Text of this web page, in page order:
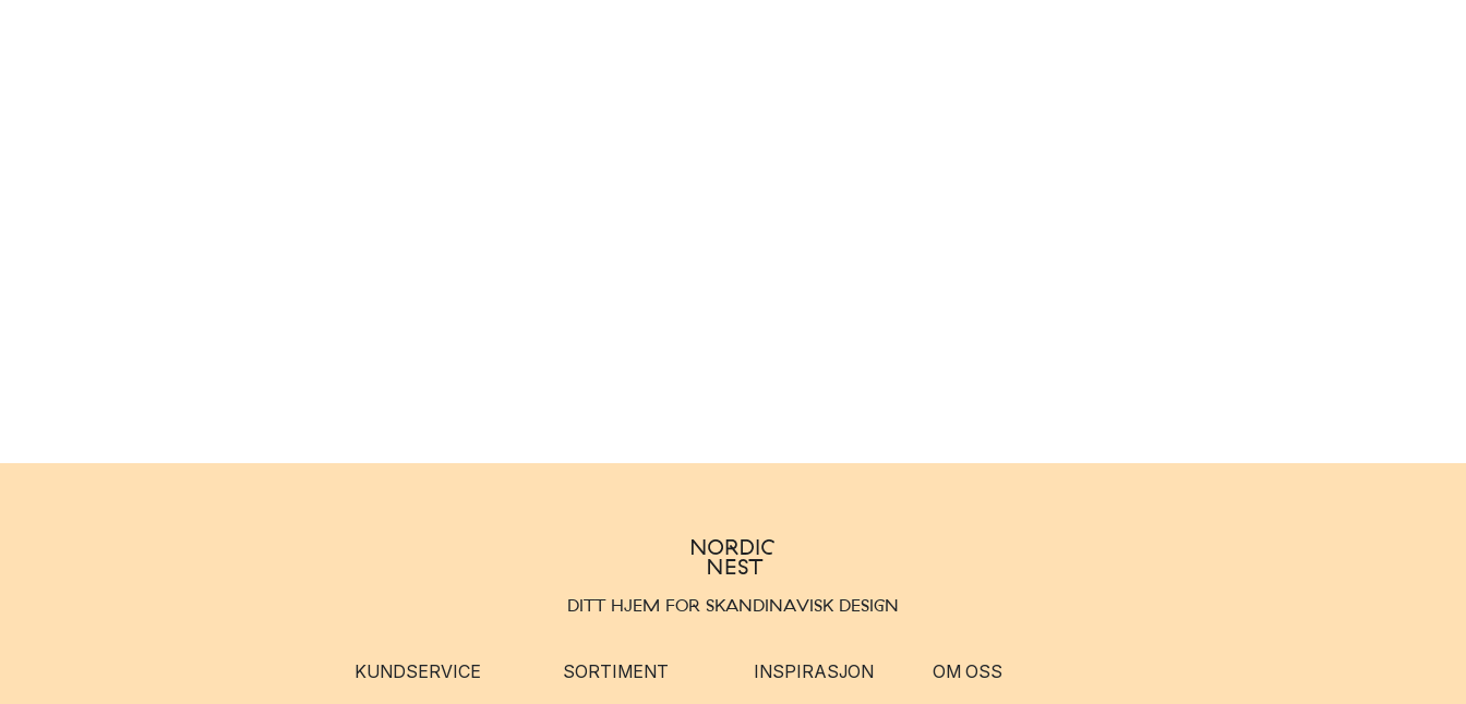
DITT HJEM FOR SKANDINAVISK DESIGN
KUNDSERVICE SORTIMENT INSPIRASJON OM OSS